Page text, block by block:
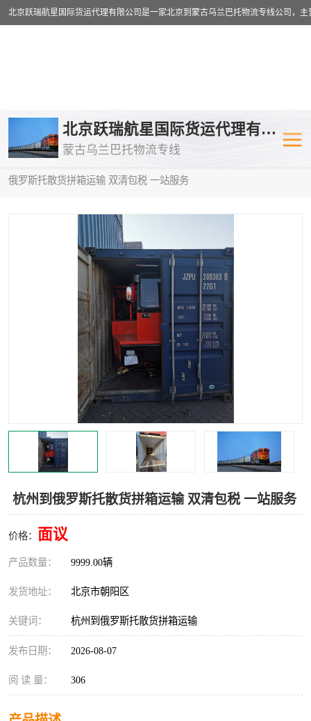
北京跃瑞航星国际货运代理有限公司
蒙古乌兰巴托物流专线
俄罗斯托散货拼箱运输 双清包税 一站服务
杭州到俄罗斯托散货拼箱运输 双清包税 一站服务
价格： 面议
产品数量： 9999.00辆
发货地址： 北京市朝阳区
关键词： 杭州到俄罗斯托散货拼箱运输
发布日期： 2026-08-07
阅 读 量： 306
乌兰巴托物流专线 乌兰巴托铁
乌兰巴托公路运输
中欧班列
蒙古乌兰巴托双清包税
蒙古乌兰巴托空运专线
蒙古乌兰巴托汽运专线
中亚铁路运输